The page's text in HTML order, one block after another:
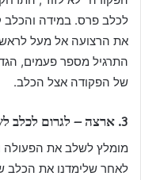
לכלב פרס. במידה והכלב
את הרצועה אל מעל לראשו
התרגיל מספר פעמים,
של הפקודה אצל הכלב.
3. ארצה – לגרום לכלב לשבת על הרצפה.
מומלץ לשלב את
לאחר שלימדנו את הכלב